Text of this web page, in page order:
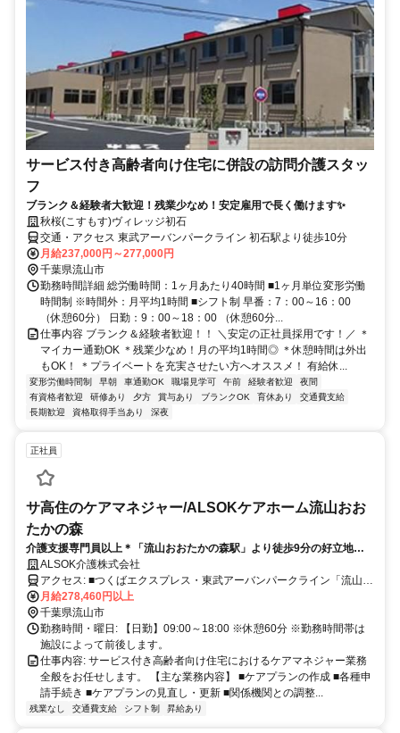
サービス付き高齢者向け住宅に併設の訪問介護スタッ
フ
ブランク＆経験者大歓迎！残業少なめ！安定雇用で長く働けます✨
秋桜(こすもす)ヴィレッジ初石
交通・アクセス 東武アーバンパークライン 初石駅より徒歩10分
月給237,000円～277,000円
千葉県流山市
勤務時間詳細 総労働時間：1ヶ月あたり40時間 ■1ヶ月単位変形労働
時間制 ※時間外：月平均1時間 ■シフト制 早番：7：00～16：00
（休憩60分） 日勤：9：00～18：00 （休憩60分...
仕事内容 ブランク＆経験者歓迎！！ ＼安定の正社員採用です！／ ＊
マイカー通勤OK ＊残業少なめ！月の平均1時間◎ ＊休憩時間は外出
もOK！ ＊プライベートを充実させたい方へオススメ！ 有給休...
変形労働時間制 早朝 車通勤OK 職場見学可 午前 経験者歓迎
夜間
有資格者歓迎
研修あり 夕方 賞与あり ブランクOK 育休あり
交通費支給
長期歓迎
資格取得手当あり 深夜
正社員
サ高住のケアマネジャー/ALSOKケアホーム流山おお
たかの森
介護支援専門員以上＊「流山おおたかの森駅」より徒歩9分の好立地
◎ALSOKグループの手厚い研修＆福利厚生あり◎ブランク問わず活躍で
きます！
ALSOK介護株式会社
アクセス: ■つくばエクスプレス・東武アーバンパークライン「流山お
おたかの森駅」西出口より徒歩9分
月給278,460円以上
千葉県流山市
勤務時間・曜日: 【日勤】09:00～18:00 ※休憩60分 ※勤務時間帯は
施設によって前後します。
仕事内容: サービス付き高齢者向け住宅におけるケアマネジャー業務
全般をお任せします。 【主な業務内容】 ■ケアプランの作成 ■各種申
請手続き ■ケアプランの見直し・更新 ■関係機関との調整...
残業なし 交通費支給 シフト制 昇給あり